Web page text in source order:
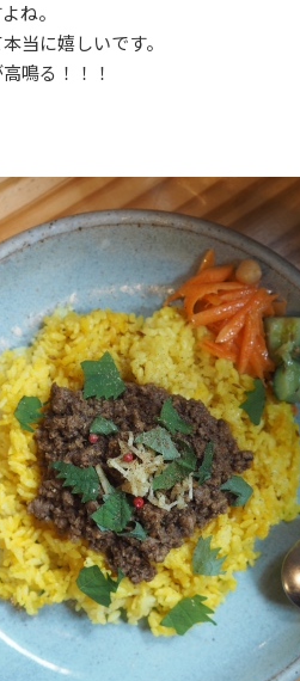
ね。
当に嬉しいです。
鳴る！！！